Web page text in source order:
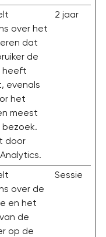
over het
dat
de
heeft
evenals
het
meest
door
2 jaar
over de
en het
de
op de
Sessie